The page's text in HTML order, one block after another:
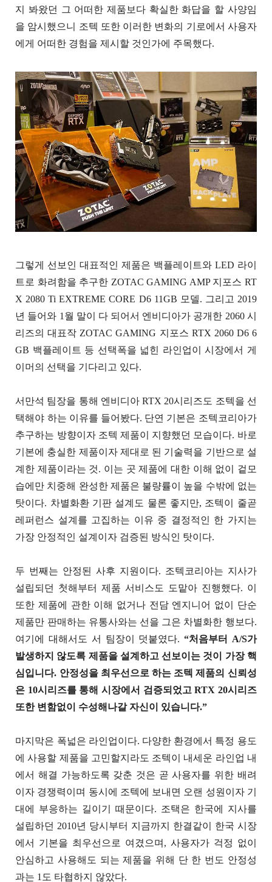
지 봐왔던 그 어떠한 제품보다 확실한 화답을 할 사양임
을 암시했으니 조텍 또한 이러한 변화의 기로에서 사용자
에게 어떠한 경험을 제시할 것인가에 주목했다.
그렇게 선보인 대표적인 제품은 백플레이트와 LED 라이
트로 화려함을 추구한 ZOTAC GAMING AMP 지포스 RT
X 2080 Ti EXTREME CORE D6 11GB 모델. 그리고 2019
년 들어와 1월 말이 다 되어서 엔비디아가 공개한 2060 시
리즈의 대표작 ZOTAC GAMING 지포스 RTX 2060 D6 6
GB 백플레이트 등 선택폭을 넓힌 라인업이 시장에서 게
이머의 선택을 기다리고 있다.
서만석 팀장을 통해 엔비디아 RTX 20시리즈도 조텍을 선
택해야 하는 이유를 들어봤다. 단연 기본은 조텍코리아가
추구하는 방향이자 조텍 제품이 지향했던 모습이다. 바로
기본에 충실한 제품이자 제대로 된 기술력을 기반으로 설
계한 제품이라는 것. 이는 곳 제품에 대한 이해 없이 겉모
습에만 치중해 완성한 제품은 불량률이 높을 수밖에 없는
탓이다. 차별화환 기판 설계도 물론 좋지만, 조텍이 줄곧
레퍼런스 설계를 고집하는 이유 중 결정적인 한 가지는
가장 안정적인 설계이자 검증된 방식인 탓이다.
두 번째는 안정된 사후 지원이다. 조텍코리아는 지사가
설립되던 첫해부터 제품 서비스도 도맡아 진행했다. 이
또한 제품에 관한 이해 없거나 전담 엔지니어 없이 단순
제품만 판매하는 유통사와는 선을 그은 차별화한 행보다.
여기에 대해서도 서 팀장이 덧붙였다. “처음부터 A/S가
발생하지 않도록 제품을 설계하고 선보이는 것이 가장 핵
심입니다. 안정성을 최우선으로 하는 조텍 제품의 신뢰성
은 10시리즈를 통해 시장에서 검증되었고 RTX 20시리즈
또한 변함없이 수성해나갈 자신이 있습니다.”
마지막은 폭넓은 라인업이다. 다양한 환경에서 특정 용도
에 사용할 제품을 고민할지라도 조텍이 내세운 라인업 내
에서 해결 가능하도록 갖춘 것은 곧 사용자를 위한 배려
이자 경쟁력이며 동시에 조텍에 보내면 오랜 성원이자 기
대에 부응하는 길이기 때문이다. 조택은 한국에 지사를
설립하던 2010년 당시부터 지금까지 한결같이 한국 시장
에서 기본을 최우선으로 여겼으며, 사용자가 걱정 없이
안심하고 사용해도 되는 제품을 위해 단 한 번도 안정성
과는 1도 타협하지 않았다.